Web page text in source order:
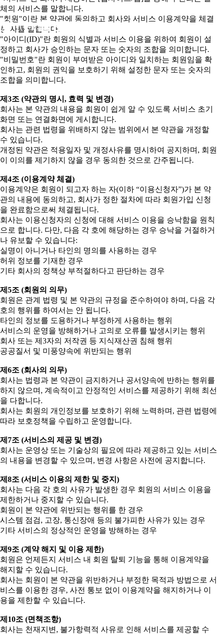
체의 서비스를 말합니다.
"회원"이란 본 약관에 동의하고 회사와 서비스 이용계약을 체결
한 자를 말합니다.
"아이디(ID)"란 회원의 식별과 서비스 이용을 위하여 회원이 설
정하고 회사가 승인하는 문자 또는 숫자의 조합을 의미합니다.
"비밀번호"란 회원이 부여받은 아이디와 일치하는 회원임을 확
인하고, 회원의 권익을 보호하기 위해 설정한 문자 또는 숫자의
조합을 의미합니다.
제3조 (약관의 명시, 효력 및 변경)
회사는 본 약관의 내용을 회원이 쉽게 알 수 있도록 서비스 초기
화면 또는 연결화면에 게시합니다.
회사는 관련 법령을 위배하지 않는 범위에서 본 약관을 개정할
수 있습니다.
개정된 약관은 적용일자 및 개정사유를 명시하여 공지하며, 회원
이 이의를 제기하지 않을 경우 동의한 것으로 간주됩니다.
제4조 (이용계약 체결)
이용계약은 회원이 되고자 하는 자(이하 “이용신청자”)가 본 약
관의 내용에 동의하고, 회사가 정한 절차에 따라 회원가입 신청
을 완료함으로써 체결됩니다.
회사는 이용신청자의 신청에 대해 서비스 이용을 승낙함을 원칙
으로 합니다. 다만, 다음 각 호에 해당하는 경우 승낙을 거절하거
나 유보할 수 있습니다:
실명이 아니거나 타인의 명의를 사용하는 경우
허위 정보를 기재한 경우
기타 회사의 정책상 부적절하다고 판단하는 경우
제5조 (회원의 의무)
회원은 관계 법령 및 본 약관의 규정을 준수하여야 하며, 다음 각
호의 행위를 하여서는 안 됩니다.
타인의 정보를 도용하거나 부정하게 사용하는 행위
서비스의 운영을 방해하거나 고의로 오류를 발생시키는 행위
회사 또는 제3자의 저작권 등 지식재산권 침해 행위
공공질서 및 미풍양속에 위반되는 행위
제6조 (회사의 의무)
회사는 법령과 본 약관이 금지하거나 공서양속에 반하는 행위를
하지 않으며, 계속적이고 안정적인 서비스를 제공하기 위해 최선
을 다합니다.
회사는 회원의 개인정보를 보호하기 위해 노력하며, 관련 법령에
따라 보호정책을 수립하고 운영합니다.
제7조 (서비스의 제공 및 변경)
회사는 운영상 또는 기술상의 필요에 따라 제공하고 있는 서비스
의 내용을 변경할 수 있으며, 변경 사항은 사전에 공지합니다.
제8조 (서비스 이용의 제한 및 중지)
회사는 다음 각 호의 사유가 발생한 경우 회원의 서비스 이용을
제한하거나 중지할 수 있습니다.
회원이 본 약관에 위반되는 행위를 한 경우
시스템 점검, 고장, 통신장애 등의 불가피한 사유가 있는 경우
기타 서비스의 정상적인 운영을 방해하는 경우
제9조 (계약 해지 및 이용 제한)
회원은 언제든지 서비스 내 회원 탈퇴 기능을 통해 이용계약을
해지할 수 있습니다.
회사는 회원이 본 약관을 위반하거나 부정한 목적과 방법으로 서
비스를 이용한 경우, 사전 통보 없이 이용계약을 해지하거나 이
용을 제한할 수 있습니다.
제10조 (면책조항)
회사는 천재지변, 불가항력적 사유로 인해 서비스를 제공할 수